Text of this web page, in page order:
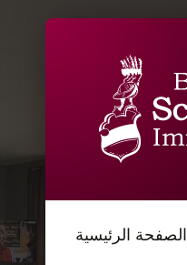
الصفحة الرئيسية